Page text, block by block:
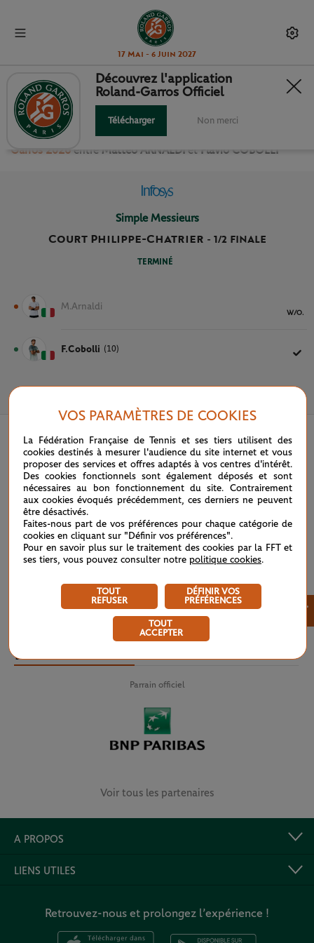
17 Mai - 6 Juin 2027
1/2 FINALE SIMPLE MESSIEURS
Revivez le match des 1/2 Finale Simple Messieurs Roland
Garros 2026 entre Matteo ARNALDI et Flavio COBOLLI
Simple Messieurs
Court Philippe-Chatrier - 1/2 FINALE
TERMINÉ
M.Arnaldi
W/O.
F.Cobolli (10)
Découvrez l'application
Roland-Garros Officiel
Télécharger Non merci
PARTENAIRES
Parrain officiel
Voir tous les partenaires
A PROPOS
LIENS UTILES
Retrouvez-nous et prolongez l’expérience !
VOS PARAMÈTRES DE COOKIES
La Fédération Française de Tennis et ses tiers utilisent des
cookies destinés à mesurer l'audience du site internet et vous
proposer des services et offres adaptés à vos centres d'intérêt.
Des cookies fonctionnels sont également déposés et sont
nécessaires au bon fonctionnement du site. Contrairement
aux cookies évoqués précédemment, ces derniers ne peuvent
être désactivés.
Faites-nous part de vos préférences pour chaque catégorie de
cookies en cliquant sur "Définir vos préférences".
Pour en savoir plus sur le traitement des cookies par la FFT et
ses tiers, vous pouvez consulter notre politique cookies.
TOUT
REFUSER
DÉFINIR VOS
PRÉFÉRENCES
TOUT
ACCEPTER